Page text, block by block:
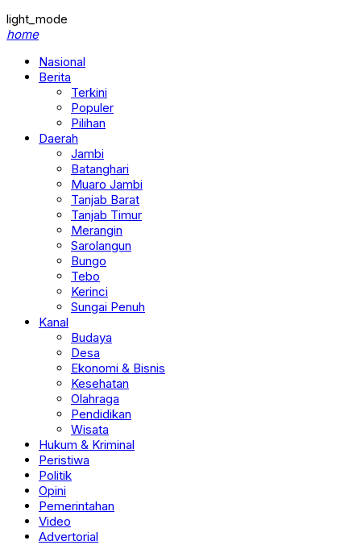
light_mode
home
Nasional
Berita
Terkini
Populer
Pilihan
Daerah
Jambi
Batanghari
Muaro Jambi
Tanjab Barat
Tanjab Timur
Merangin
Sarolangun
Bungo
Tebo
Kerinci
Sungai Penuh
Kanal
Budaya
Desa
Ekonomi & Bisnis
Kesehatan
Olahraga
Pendidikan
Wisata
Hukum & Kriminal
Peristiwa
Politik
Opini
Pemerintahan
Video
Advertorial